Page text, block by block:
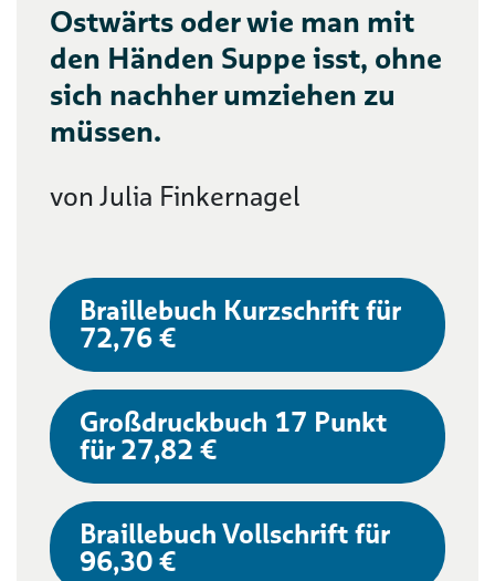
Ostwärts oder wie man mit
den Händen Suppe isst, ohne
sich nachher umziehen zu
müssen.
von Julia Finkernagel
Braillebuch Kurzschrift für
72,76 €
Großdruckbuch 17 Punkt
für 27,82 €
Braillebuch Vollschrift für
96,30 €